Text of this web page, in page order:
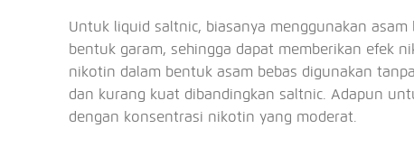
Untuk liquid saltnic, biasanya menggunakan
bentuk garam, sehingga dapat memberikan efek
nikotin dalam bentuk asam bebas digunakan
dan kurang kuat dibandingkan saltnic. Adapun
dengan konsentrasi nikotin yang moderat.